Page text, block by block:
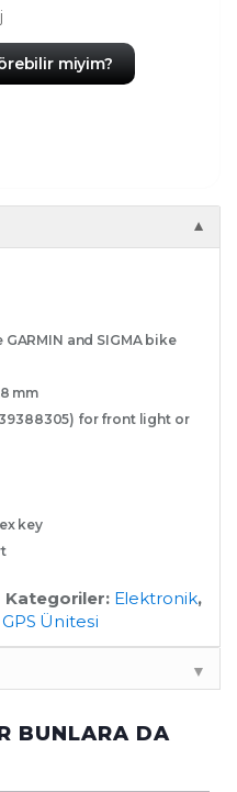
miyim?
▼
and SIGMA bike
mm
for front light or
key
Kategoriler: Elektronik,
GPS Ünitesi
▼
BUNLARA DA